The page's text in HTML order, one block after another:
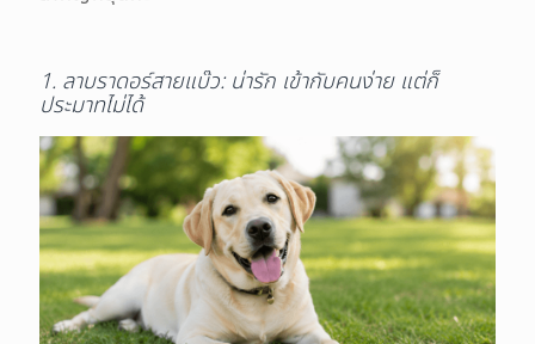
1. ลาบราดอร์สายแบ๊ว: น่ารัก เข้ากับคนง่าย แต่ก็
ประมาทไม่ได้